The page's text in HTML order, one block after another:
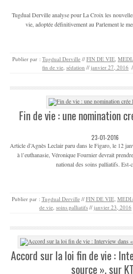
Tugdual Derville analyse pour La Croix les
vie, adoptée définitivement au Parlement le
Publier par : Tugdual Derville // FIN DE VIE
fin de vie sédation // janvier 27, 2016
Fin de vie : une nomination
23-01-2016
Article d’Agnès Leclair paru dans le Figaro, le 12
à l’euthanasie, Véronique Fournier devrait
national des soins palliatifs.
Publier par : Tugdual Derville // FIN DE VIE,
de vie soins palliatifs // janvier 23, 2016
Accord sur la loi fin de vie :
source », sur